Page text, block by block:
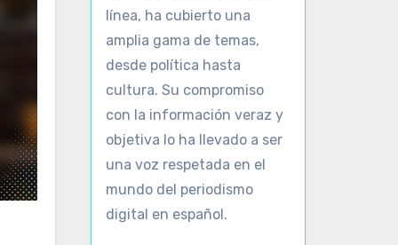
línea, ha cubierto una
amplia gama de temas,
desde política hasta
cultura. Su compromiso
con la información veraz y
objetiva lo ha llevado a ser
una voz respetada en el
mundo del periodismo
digital en español.